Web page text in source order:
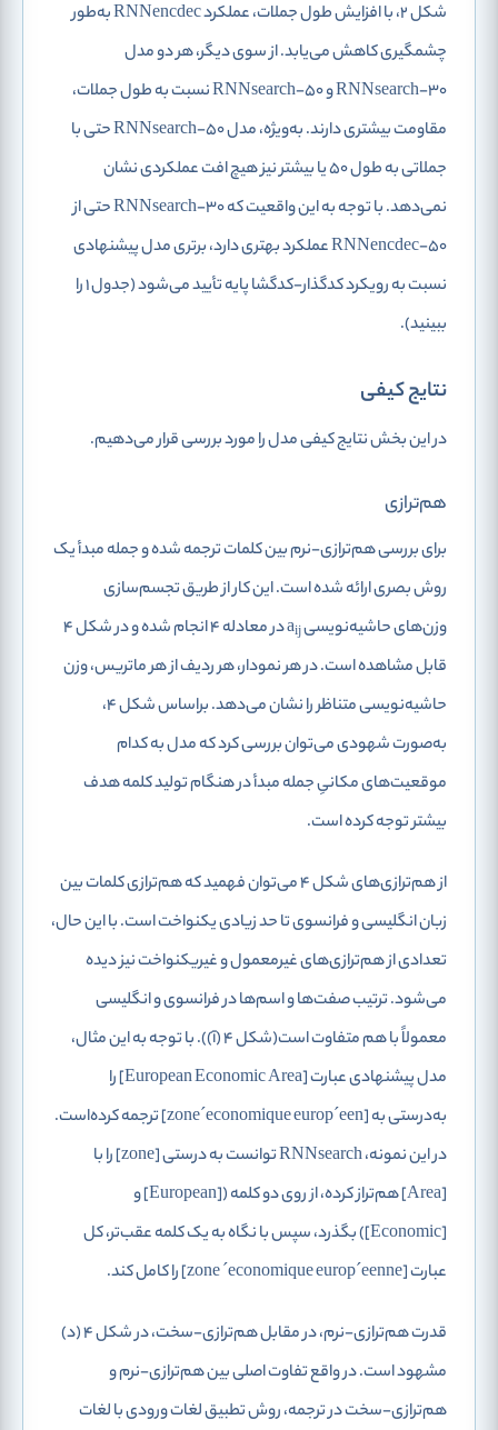
شکل 2، با افزایش طول جملات، عملکرد RNNencdec به‌طور
چشمگیری کاهش می‌یابد. از سوی دیگر، هر دو مدل
RNNsearch-30 و RNNsearch-50 نسبت به طول جملات،
مقاومت بیشتری دارند. به‌ویژه، مدل RNNsearch-50 حتی با
جملاتی به طول 50 یا بیشتر نیز هیچ افت عملکردی نشان
نمی‌دهد. با توجه به این واقعیت که RNNsearch-30 حتی از
RNNencdec-50 عملکرد بهتری دارد، برتری مدل پیشنهادی
نسبت به رویکرد کدگذار-کدگشا پایه تأیید می‌شود (جدول 1 را
ببینید).
نتایج کیفی
در این بخش نتایج کیفی مدل را مورد بررسی قرار می‌دهیم.
هم‌ترازی
برای بررسی هم‌ترازی-نرم بین کلمات ترجمه شده و جمله مبدأ یک
روش بصری ارائه شده است. این کار از طریق تجسم‌سازی
وزن‌های حاشیه‌نویسی aij
در معادله 4 انجام شده و در شکل 4
قابل‌ مشاهده ‌است. در هر نمودار، هر ردیف از هر ماتریس، وزن
حاشیه‌نویسی متناظر را نشان می‌دهد. براساس شکل 4،
به‌صورت شهودی می‌توان بررسی کرد که مدل به کدام
موقعیت‌های مکانیِ جمله مبدأ در هنگام تولید کلمه هدف
بیشتر توجه کرده است.
از هم‌ترازی‌های شکل 4 می‌توان فهمید که هم‌ترازی کلمات بین
زبان انگلیسی و فرانسوی تا حد زیادی یکنواخت است. با این حال،
تعدادی از هم‌ترازی‌های غیرمعمول و غیریکنواخت نیز دیده
می‌شود. ترتیب صفت‌ها و اسم‌ها در فرانسوی و انگلیسی
معمولاً با هم متفاوت است(شکل 4 (آ)). با توجه به این مثال،
مدل پیشنهادی عبارت [European Economic Area] را
به‌درستی به [zone´economique europ´een] ترجمه کرده‌است.
در این نمونه، RNNsearch توانست به درستی [zone] را با
[Area] هم‌تراز کرده، از روی دو کلمه ([European] و
[Economic]) بگذرد، سپس با نگاه به یک کلمه عقب‌تر، کل
عبارت [zone ´economique europ´eenne] را کامل کند.
قدرت هم‌ترازی-نرم، در مقابل هم‌ترازی-سخت، در شکل 4 (د)
مشهود است. در واقع تفاوت اصلی بین هم‌ترازی-نرم و
هم‌ترازی-سخت در ترجمه، روش تطبیق لغات ورودی با لغات